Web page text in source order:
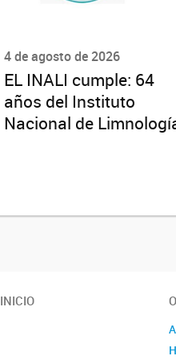
4 de agosto de 2026
EL INALI cumple: 64
años del Instituto
Nacional de
INICIO